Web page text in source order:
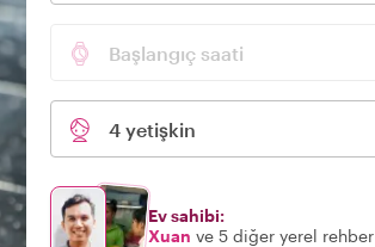
Başlangıç saati
4 yetişkin
Ev sahibi:
Xuan ve 5 diğer yerel rehber